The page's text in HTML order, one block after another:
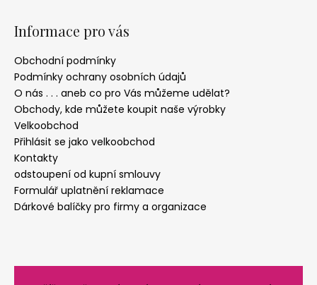
Informace pro vás
Obchodní podmínky
Podmínky ochrany osobních údajů
O nás . . . aneb co pro Vás můžeme udělat?
Obchody, kde můžete koupit naše výrobky
Velkoobchod
Přihlásit se jako velkoobchod
Kontakty
odstoupení od kupní smlouvy
Formulář uplatnění reklamace
Dárkové balíčky pro firmy a organizace